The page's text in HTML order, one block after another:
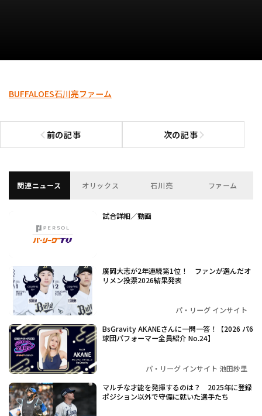
BUFFALOES石川亮ファーム
前の記事
前の記事へ 次の記事次の記事へ
関連ニュース オリックス 石川亮 ファーム
試合詳細／動画
廣岡大志が2年連続第1位！ ファンが選んだオ
リメン投票2026結果発表
パ・リーグ インサイト
BsGravity AKANEさんに一問一答！【2026 パ6
球団パフォーマー全員紹介 No.24】
パ・リーグ インサイト 池田紗里
マルチな才能を発揮するのは？ 2025年に登録
ポジション以外で守備に就いた選手たち